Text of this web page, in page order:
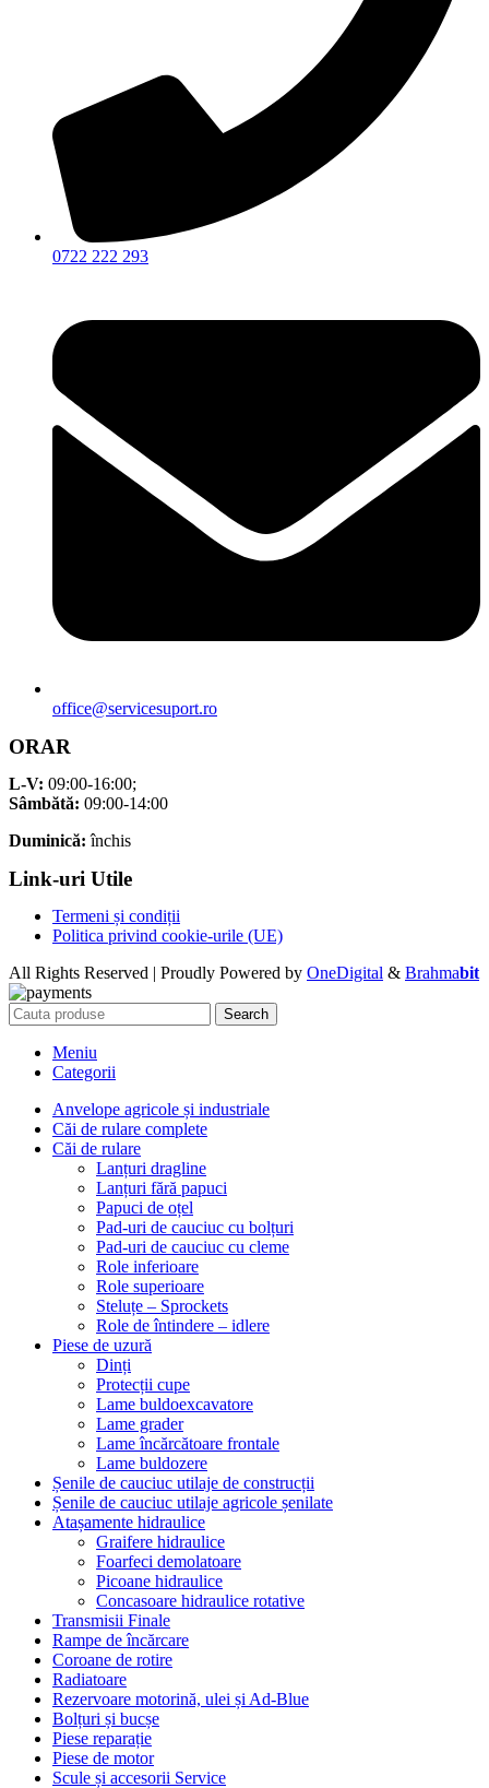
0722 222 293
office@servicesuport.ro
ORAR
L-V: 09:00-16:00;
Sâmbătă: 09:00-14:00
Duminică: închis
Link-uri Utile
Termeni și condiții
Politica privind cookie-urile (UE)
All Rights Reserved | Proudly Powered by OneDigital & Brahmabit
Search
Meniu
Categorii
Anvelope agricole și industriale
Căi de rulare complete
Căi de rulare
Lanțuri dragline
Lanțuri fără papuci
Papuci de oțel
Pad-uri de cauciuc cu bolțuri
Pad-uri de cauciuc cu cleme
Role inferioare
Role superioare
Steluțe – Sprockets
Role de întindere – idlere
Piese de uzură
Dinți
Protecții cupe
Lame buldoexcavatore
Lame grader
Lame încărcătoare frontale
Lame buldozere
Șenile de cauciuc utilaje de construcții
Șenile de cauciuc utilaje agricole șenilate
Atașamente hidraulice
Graifere hidraulice
Foarfeci demolatoare
Picoane hidraulice
Concasoare hidraulice rotative
Transmisii Finale
Rampe de încărcare
Coroane de rotire
Radiatoare
Rezervoare motorină, ulei și Ad-Blue
Bolțuri și bucșe
Piese reparație
Piese de motor
Scule și accesorii Service